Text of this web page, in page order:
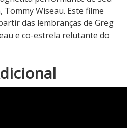
Wiseau. Este filme
das lembranças de Greg
e co-estrela relutante do